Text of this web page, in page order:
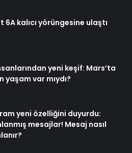
6A kalıcı yörüngesine ulaştı
yeni keşif: Mars’ta
yaşam var mıydı?
yeni özelliğini duyurdu:
mesajlar! Mesaj nasıl